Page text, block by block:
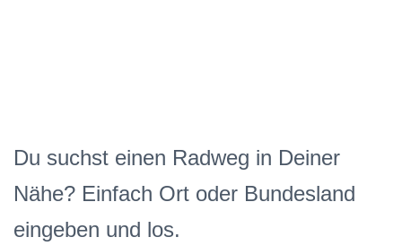
Du suchst einen Radweg in Deiner
Nähe? Einfach Ort oder Bundesland
eingeben und los.